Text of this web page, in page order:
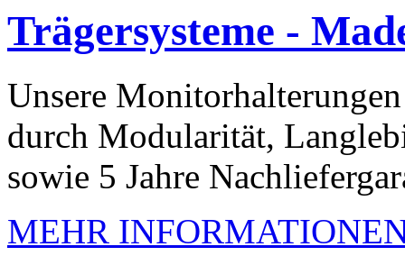
Trägersysteme -
Unsere
durch Modularität,
sowie 5 Jahre
MEHR